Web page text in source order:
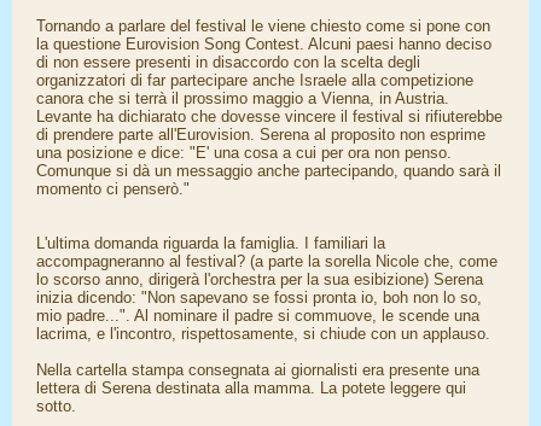
Tornando a parlare del festival le viene chiesto come si pone con
la questione Eurovision Song Contest. Alcuni paesi hanno deciso
di non essere presenti in disaccordo con la scelta degli
organizzatori di far partecipare anche Israele alla competizione
canora che si terrà il prossimo maggio a Vienna, in Austria.
Levante ha dichiarato che dovesse vincere il festival si rifiuterebbe
di prendere parte all'Eurovision. Serena al proposito non esprime
una posizione e dice: "E' una cosa a cui per ora non penso.
Comunque si dà un messaggio anche partecipando, quando sarà il
momento ci penserò."
L'ultima domanda riguarda la famiglia. I familiari la
accompagneranno al festival? (a parte la sorella Nicole che, come
lo scorso anno, dirigerà l'orchestra per la sua esibizione) Serena
inizia dicendo: "Non sapevano se fossi pronta io, boh non lo so,
mio padre...". Al nominare il padre si commuove, le scende una
lacrima, e l'incontro, rispettosamente, si chiude con un applauso.
Nella cartella stampa consegnata ai giornalisti era presente una
lettera di Serena destinata alla mamma. La potete leggere qui
sotto.